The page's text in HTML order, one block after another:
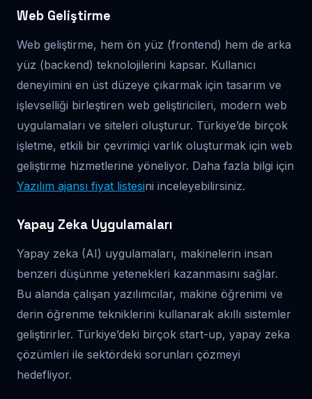
Web Geliştirme
Web geliştirme, hem ön yüz (frontend) hem de arka
yüz (backend) teknolojilerini kapsar. Kullanıcı
deneyimini en üst düzeye çıkarmak için tasarım ve
işlevselliği birleştiren web geliştiricileri, modern web
uygulamaları ve siteleri oluşturur. Türkiye’de birçok
işletme, etkili bir çevrimiçi varlık oluşturmak için web
geliştirme hizmetlerine yöneliyor. Daha fazla bilgi için
Yazılım ajansı fiyat listesini inceleyebilirsiniz.
Yapay Zeka Uygulamaları
Yapay zeka (AI) uygulamaları, makinelerin insan
benzeri düşünme yetenekleri kazanmasını sağlar.
Bu alanda çalışan yazılımcılar, makine öğrenimi ve
derin öğrenme tekniklerini kullanarak akıllı sistemler
geliştirirler. Türkiye’deki birçok start-up, yapay zeka
çözümleri ile sektördeki sorunları çözmeyi
hedefliyor.